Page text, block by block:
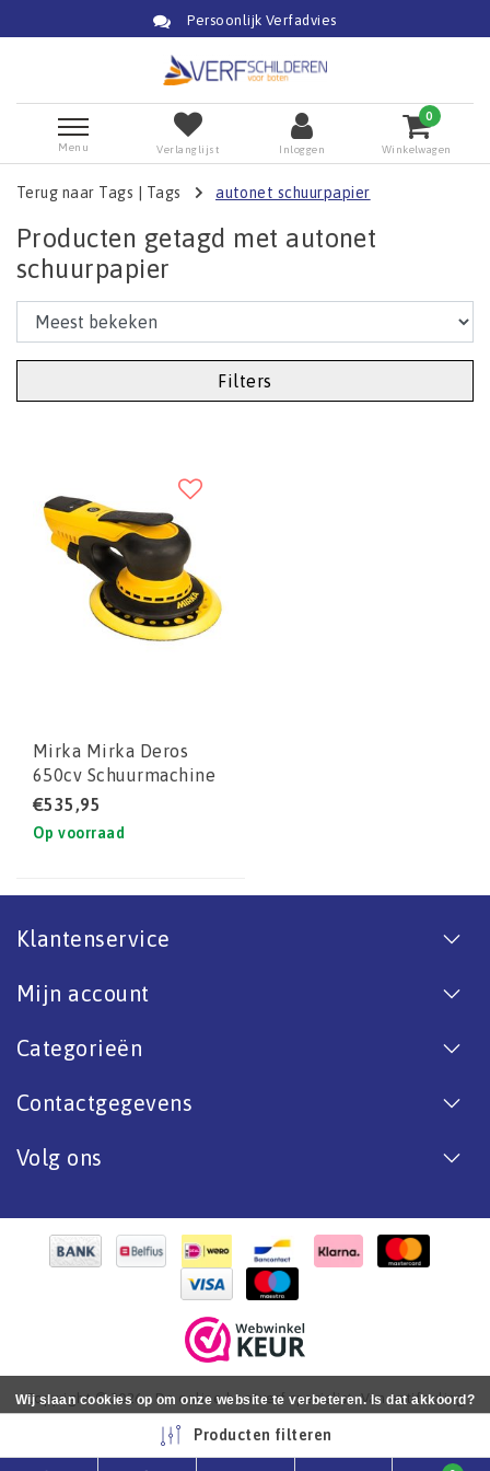
Persoonlijk Verfadvies
Menu Verlanglijst Inloggen
0
Winkelwagen
Terug naar Tags Tags autonet schuurpapier
Producten getagd met autonet
schuurpapier
Filters
Mirka Mirka Deros
650cv Schuurmachine
€535,95
Op voorraad
Klantenservice
Mijn account
Categorieën
Contactgegevens
Volg ons
Copyright © 2026 - De online bootverf specialist. Van antifouling
tot aflak. - All rights reserved - RealizationInStijl Media
Producten filteren
Wij slaan cookies op om onze website te verbeteren. Is dat akkoord?
Nee Meer over cookies »